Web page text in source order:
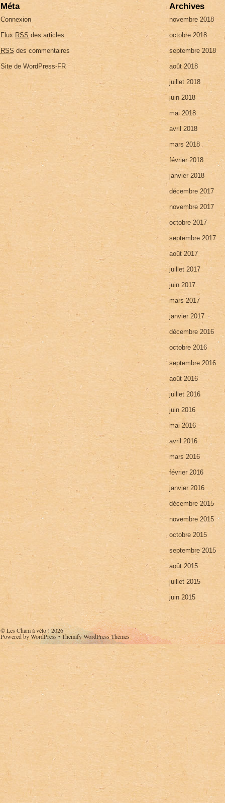
Méta
Connexion
Flux RSS des articles
RSS des commentaires
Site de WordPress-FR
Archives
novembre 2018
octobre 2018
septembre 2018
août 2018
juillet 2018
juin 2018
mai 2018
avril 2018
mars 2018
février 2018
janvier 2018
décembre 2017
novembre 2017
octobre 2017
septembre 2017
août 2017
juillet 2017
juin 2017
mars 2017
janvier 2017
décembre 2016
octobre 2016
septembre 2016
août 2016
juillet 2016
juin 2016
mai 2016
avril 2016
mars 2016
février 2016
janvier 2016
décembre 2015
novembre 2015
octobre 2015
septembre 2015
août 2015
juillet 2015
juin 2015
©Les Cham à vélo !2026
Powered byWordPress•Themify WordPress Themes